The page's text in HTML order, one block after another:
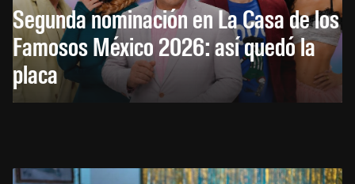
Segunda nominación en La Casa de los
Famosos México 2026: así quedó la
placa